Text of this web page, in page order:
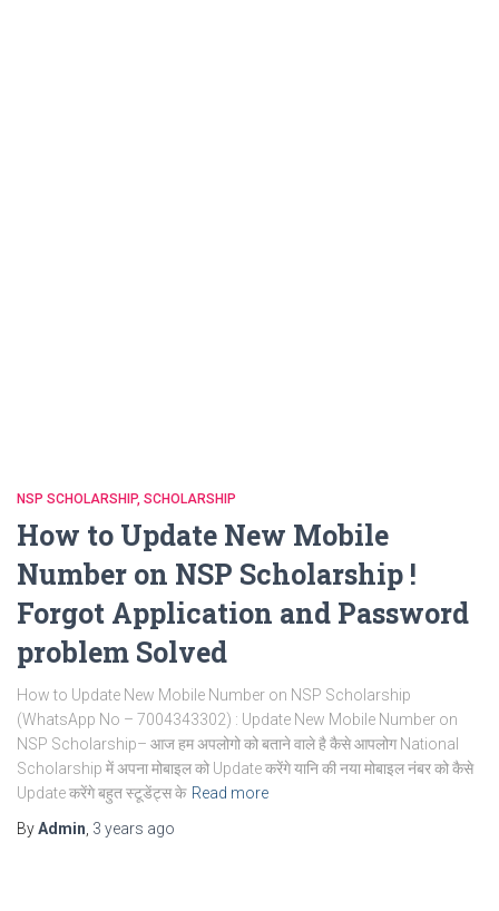
NSP SCHOLARSHIP SCHOLARSHIP
How to Update New Mobile
Number on NSP Scholarship !
Forgot Application and Password
problem Solved
How to Update New Mobile Number on NSP Scholarship
(WhatsApp No – 7004343302) : Update New Mobile Number on
NSP Scholarship– आज हम अपलोगो को बताने वाले है कैसे आपलोग National
Scholarship में अपना मोबाइल को Update करेंगे यानि की नया मोबाइल नंबर को कैसे
Update करेंगे बहुत स्टूडेंट्स के Read more
ByAdmin, 3 years ago